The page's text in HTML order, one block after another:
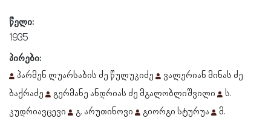
წელი:
1935
პირები:
პარმენ ლუარსაბის ძე წულუკიძე
ვალერიან მინას ძე
ბაქრაძე
გერმანე ანდრიას ძე მგალობლიშვილი
ს.
კუდრიავცევი
გ. არუთინოვი გიორგი სტურუა
მ.